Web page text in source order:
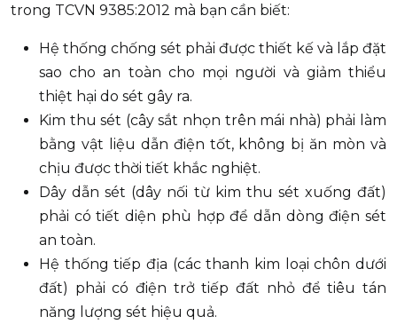
trong TCVN 9385:2012 mà bạn cần biết:
Hệ thống chống sét phải được thiết kế và lắp đặt
sao cho an toàn cho mọi người và giảm thiểu
thiệt hại do sét gây ra.
Kim thu sét (cây sắt nhọn trên mái nhà) phải làm
bằng vật liệu dẫn điện tốt, không bị ăn mòn và
chịu được thời tiết khắc nghiệt.
Dây dẫn sét (dây nối từ kim thu sét xuống đất)
phải có tiết diện phù hợp để dẫn dòng điện sét
an toàn.
Hệ thống tiếp địa (các thanh kim loại chôn dưới
đất) phải có điện trở tiếp đất nhỏ để tiêu tán
năng lượng sét hiệu quả.